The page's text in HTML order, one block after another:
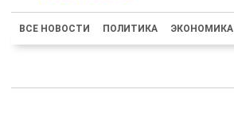
ВСЕ НОВОСТИ ПОЛИТИКА ЭКОНОМИКА